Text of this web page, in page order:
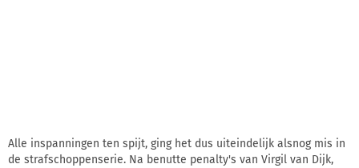
Alle inspanningen ten spijt, ging het dus uiteindelijk alsnog mis in
de strafschoppenserie. Na benutte penalty's van Virgil van Dijk,